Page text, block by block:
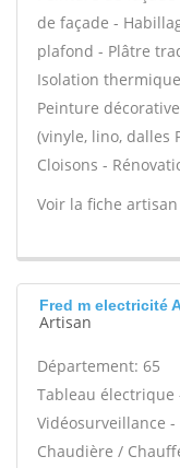
de façade -
plafond - Plâtre
Isolation
Peinture
(vinyle, lino, dalles
Cloisons -
Voir la fiche artisan
Fred m electricité
Artisan
Département: 65
Tableau électrique
Vidéosurveillance
Chaudière /